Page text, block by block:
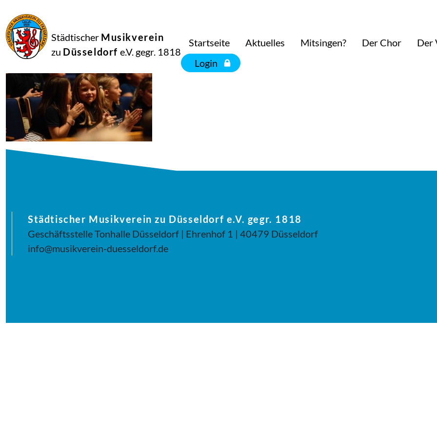
Städtischer Musikverein
zu Düsseldorf e.V. gegr. 1818
Startseite Aktuelles Mitsingen? Der Chor Der
Login
2025
Manfred Hill
250617_singpause_099_8364_diesner
Städtischer Musikverein zu Düsseldorf e.V. gegr. 1818
Geschäftsstelle Tonhalle Düsseldorf | Ehrenhof 1 | 40479 Düsseldorf
info@musikverein-duesseldorf.de